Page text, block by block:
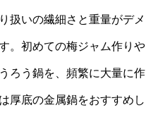
扱いの繊細さと重量がデメ
。初めての梅ジャム作りや
ろう鍋を、頻繁に大量に作
厚底の金属鍋をおすすめし